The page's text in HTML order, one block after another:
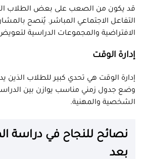
قد يكون من الصعب على بعض الطلاب
التفاعل الاجتماعي المباشر. يُنصح
الافتراضية والمجموعات الدراسية
إدارة الوقت
إدارة الوقت هي تحدي كبير للطلاب
وضع جدول زمني مناسب يوازن بين الدراسة
الشخصية والمهنية.
نصائح للنجاح في دراسة
بعد